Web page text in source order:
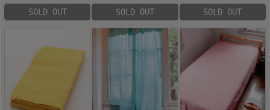
SOLD OUT SOLD OUT SOLD OUT